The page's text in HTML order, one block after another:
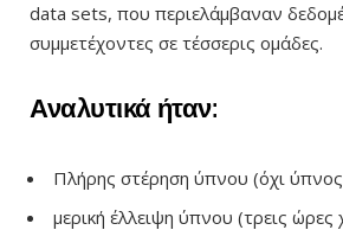
data sets, που περιελάμβαναν
συμμετέχοντες σε τέσσερις ομάδες.
Αναλυτικά ήταν:
Πλήρης στέρηση ύπνου (όχι ύπνος
μερική έλλειψη ύπνου (τρεις